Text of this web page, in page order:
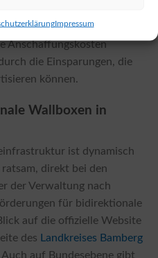
Impressum
dass bidirektionale
Anschaffungskosten
die Einsparungen, die
können.
Wallboxen in
ist dynamisch
direkt bei den
der Verwaltung nach
für bidirektionale
auf die offizielle Website
des Landkreises Bamberg
auf Bundesebene gibt